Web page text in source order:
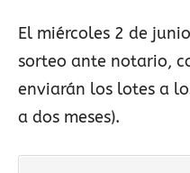
El miércoles 2 de
sorteo ante notario,
enviarán los lotes a
a dos meses).